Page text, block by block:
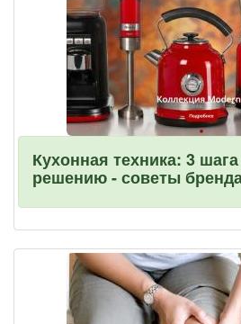
Кухонная техника: 3
решению - советы